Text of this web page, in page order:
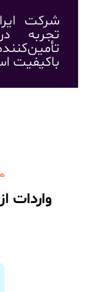
شرکت
تجربه
باکیفیت
واردات